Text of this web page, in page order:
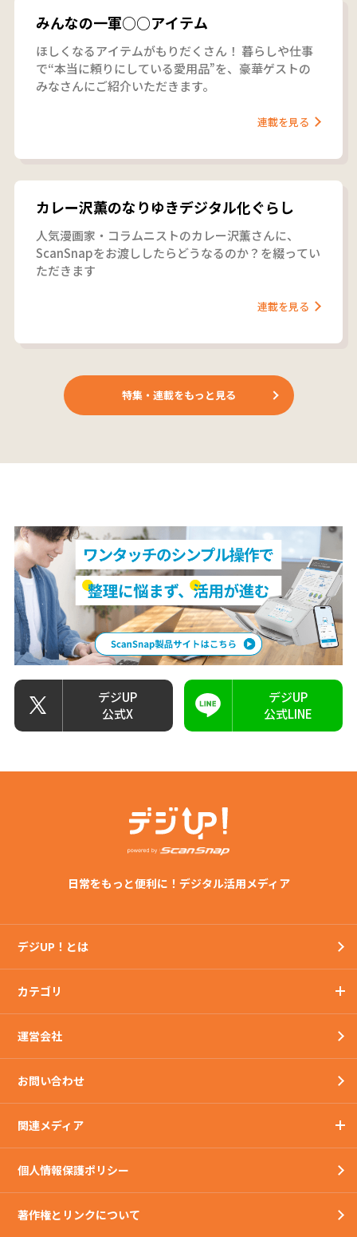
特集・連載をもっと見る
みんなの一軍○○アイテム
ほしくなるアイテムがもりだくさん！ 暮らしや仕事
で“本当に頼りにしている愛用品”を、豪華ゲストの
みなさんにご紹介いただきます。
連載を見る
カレー沢薫のなりゆきデジタル化ぐらし
人気漫画家・コラムニストのカレー沢薫さんに、
ScanSnapをお渡ししたらどうなるのか？を綴ってい
ただきます
連載を見る
デジUP
公式X
デジUP
公式LINE
日常をもっと便利に！デジタル活用メディア
デジUP！とは
カテゴリ
運営会社
お問い合わせ
関連メディア
個人情報保護ポリシー
著作権とリンクについて